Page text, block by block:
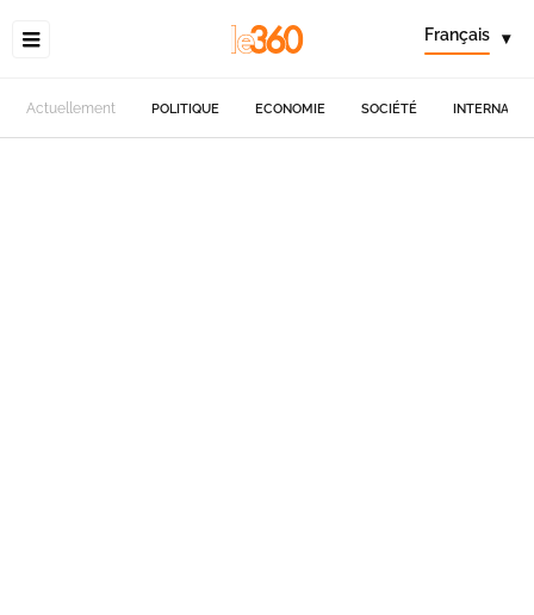
Français ▾
Actuellement POLITIQUE ECONOMIE SOCIÉTÉ